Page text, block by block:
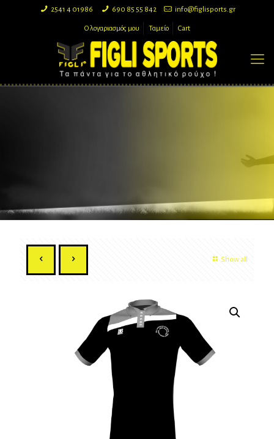
2541 4 01986 690 85 55 842 info@figlisports.gr
Ο λογαριασμός μου Ταμείο Cart
Show all